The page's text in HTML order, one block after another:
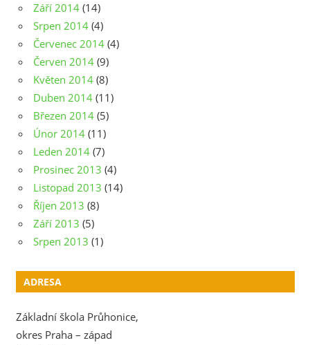
Září 2014 (14)
Srpen 2014 (4)
Červenec 2014 (4)
Červen 2014 (9)
Květen 2014 (8)
Duben 2014 (11)
Březen 2014 (5)
Únor 2014 (11)
Leden 2014 (7)
Prosinec 2013 (4)
Listopad 2013 (14)
Říjen 2013 (8)
Září 2013 (5)
Srpen 2013 (1)
ADRESA
Základní škola Průhonice,
okres Praha – západ